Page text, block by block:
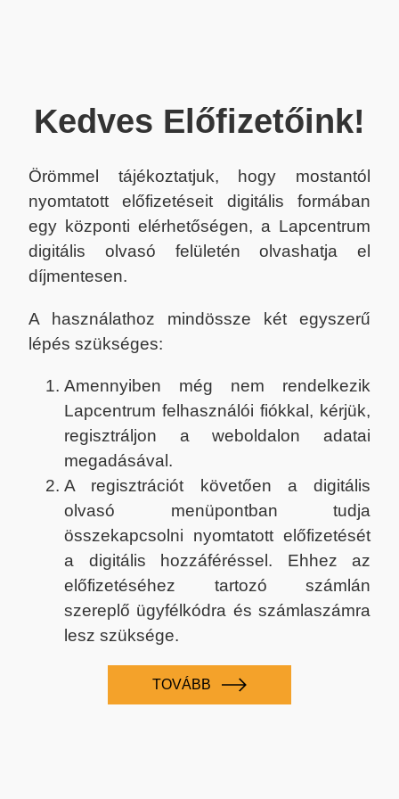
Kedves Előfizetőink!
Örömmel tájékoztatjuk, hogy mostantól
nyomtatott előfizetéseit digitális formában
egy központi elérhetőségen, a Lapcentrum
digitális olvasó felületén olvashatja el
díjmentesen.
A használathoz mindössze két egyszerű
lépés szükséges:
Amennyiben még nem rendelkezik
Lapcentrum felhasználói fiókkal, kérjük,
regisztráljon a weboldalon adatai
megadásával.
A regisztrációt követően a digitális
olvasó menüpontban tudja
összekapcsolni nyomtatott előfizetését
a digitális hozzáféréssel. Ehhez az
előfizetéséhez tartozó számlán
szereplő ügyfélkódra és számlaszámra
lesz szüksége.
TOVÁBB